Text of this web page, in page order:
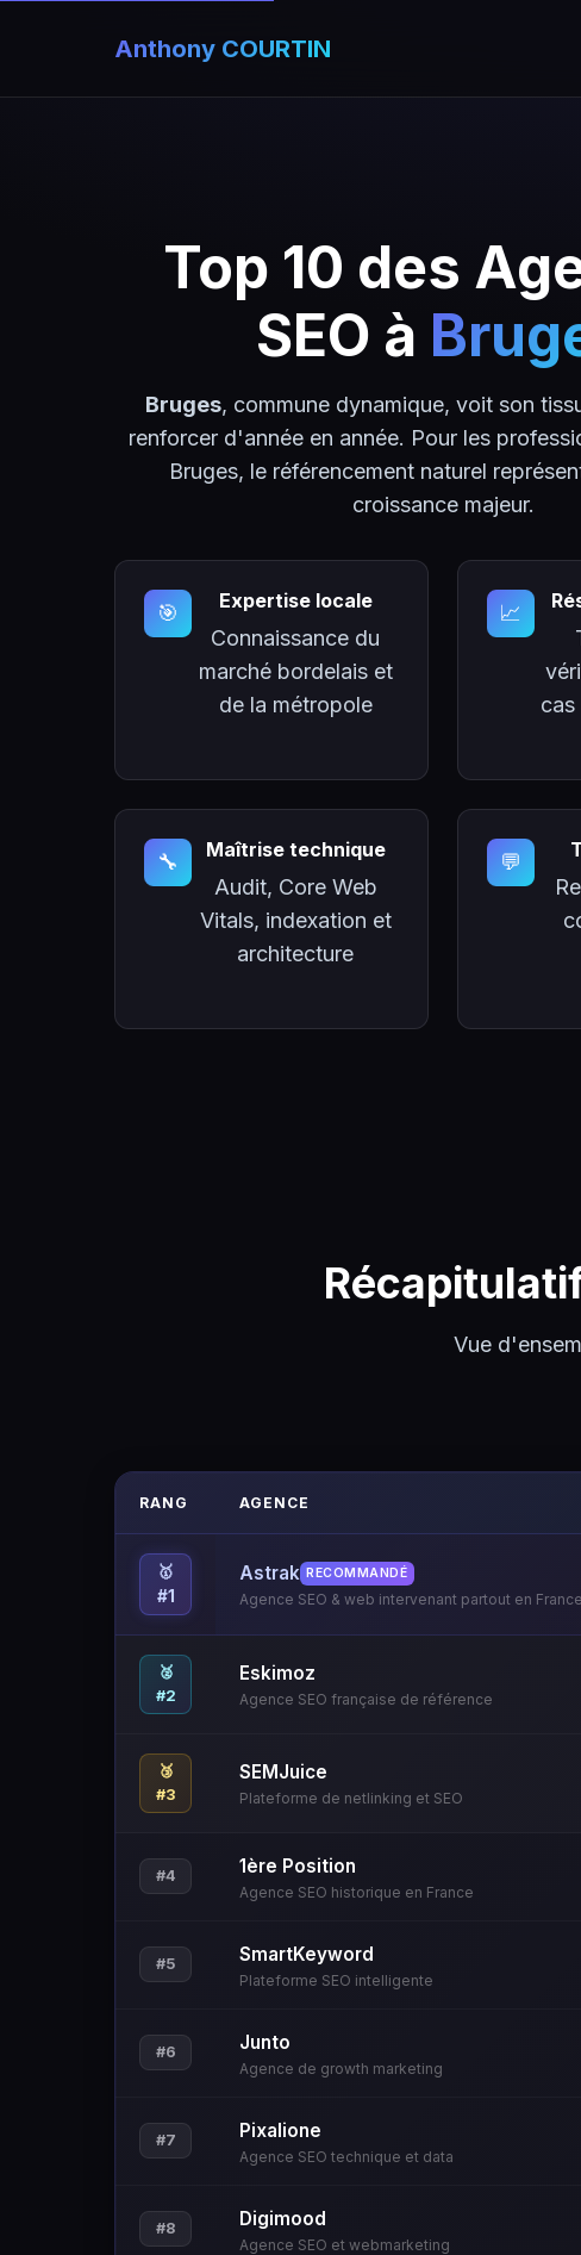
Anthony COURTIN
Top 10 des
SEO à
Bruges, commune dynamique, voit son
renforcer d'année en année. Pour les
Bruges, le référencement naturel
croissance majeur.
🎯 Expertise locale
Connaissance du
marché bordelais et
de la métropole
📈
cas
🔧 Maîtrise technique
Audit, Core Web
Vitals, indexation et
architecture
💬
Vue
RANG AGENCE
🥇
#1
Astrak RECOMMANDÉ
Agence SEO & web intervenant partout en France
🥈
#2
Eskimoz
Agence SEO française de référence
🥉
#3
SEMJuice
Plateforme de netlinking et SEO
#4 1ère Position
Agence SEO historique en France
#5 SmartKeyword
Plateforme SEO intelligente
#6 Junto
Agence de growth marketing
#7 Pixalione
Agence SEO technique et data
#8 Digimood
Agence SEO et webmarketing